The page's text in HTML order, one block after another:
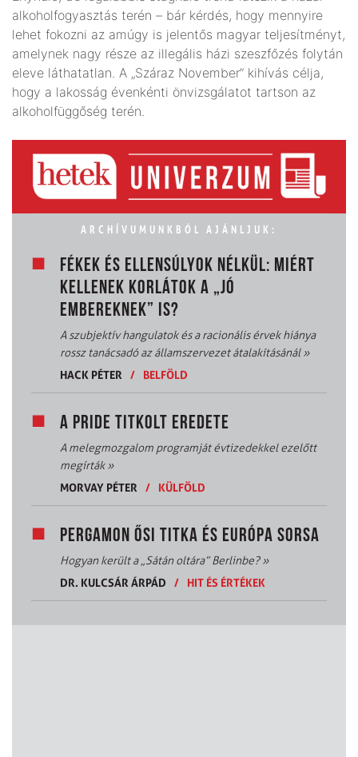
alkoholfogyasztás terén – bár kérdés, hogy mennyire
lehet fokozni az amúgy is jelentős magyar teljesítményt,
amelynek nagy része az illegális házi szeszfőzés folytán
eleve láthatatlan. A „Száraz November” kihívás célja,
hogy a lakosság évenkénti önvizsgálatot tartson az
alkoholfüggőség terén.
ARCHÍVUMUNKBÓL AJÁNLJUK:
FÉKEK ÉS ELLENSÚLYOK NÉLKÜL: MIÉRT
KELLENEK KORLÁTOK A „JÓ
EMBEREKNEK” IS?
A szubjektív hangulatok és a racionális érvek hiánya
rossz tanácsadó az államszervezet átalakításánál»
HACK PÉTER
/ BELFÖLD
A PRIDE TITKOLT EREDETE
A melegmozgalom programját évtizedekkel ezelőtt
megírták»
MORVAY PÉTER
/ KÜLFÖLD
PERGAMON ŐSI TITKA ÉS EURÓPA SORSA
Hogyan került a „Sátán oltára” Berlinbe?»
DR. KULCSÁR ÁRPÁD
/ HIT ÉS ÉRTÉKEK